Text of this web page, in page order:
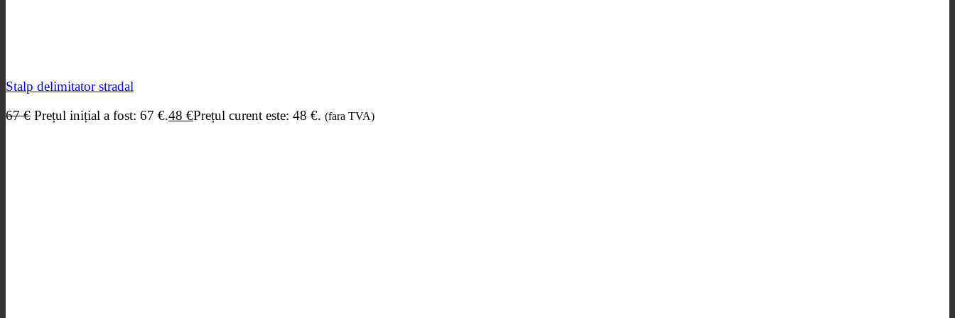
Stalp delimitator stradal
67€ Prețul inițial a fost: 67 €.48 €Prețul curent este: 48 €. (fara TVA)